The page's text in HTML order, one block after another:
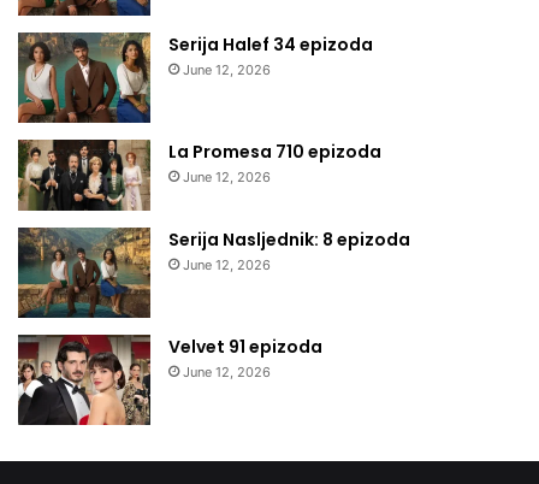
Serija Halef 34 epizoda
June 12, 2026
La Promesa 710 epizoda
June 12, 2026
Serija Nasljednik: 8 epizoda
June 12, 2026
Velvet 91 epizoda
June 12, 2026